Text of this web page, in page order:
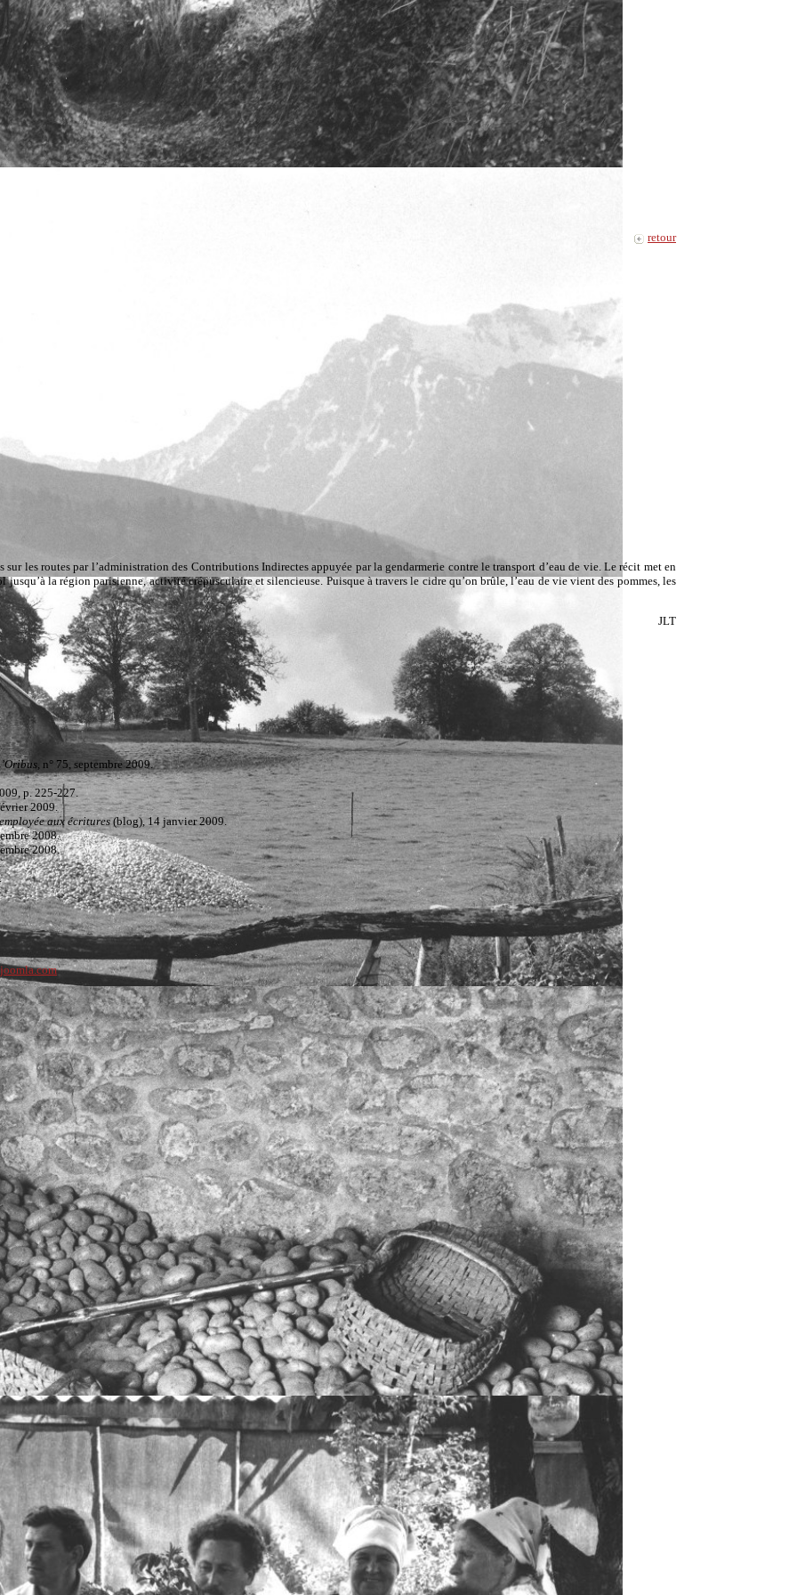
aussi des expositions photographiques, des vernissages…
Mais aussi des lectures audios à écouter, des galeries de photos à regarder...
aussi, les textes en revues, les livres d'artistes, la littérature pour enfants...
retour
les routes par l’administration des Contributions Indirectes appuyée par la gendarmerie contre le transport d’eau de vie. Le récit met en
la région parisienne, activité crépusculaire et silencieuse. Puisque à travers le cidre qu’on brûle, l’eau de vie vient des pommes, les
JLT
n° 75, septembre 2009.
p. 225-227.
2009.
aux écritures(blog), 14 janvier 2009.
2008.
2008.